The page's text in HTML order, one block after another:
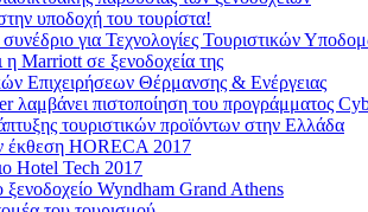
υποδοχή του τουρίστα!
για Τεχνολογίες Τουριστικών
η Marriott σε ξενοδοχεία της
Επιχειρήσεων Θέρμανσης & Ενέργειας
πιστοποίηση του προγράμματος
τουριστικών προϊόντων στην Ελλάδα
έκθεση HORECA 2017
Hotel Tech 2017
ξενοδοχείο Wyndham Grand Athens